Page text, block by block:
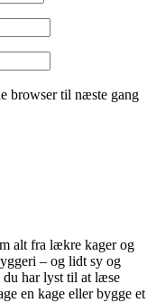
browser til næste gang
alt fra lækre kager og
– og lidt sy og
du har lyst til at læse
en kage eller bygge et